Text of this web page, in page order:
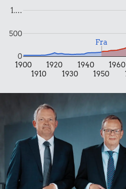
0,60 kr.
Syltede
rødbeder
7,46 kr.
10 liter
1900
1910
1920
1930
1940
1950
1960
0
500
1.…
Fra